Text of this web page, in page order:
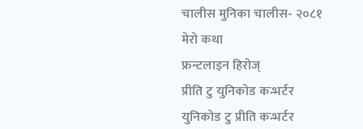
चालीस मुनिका चालीस- २०८१
मेरो कथा
फ्रन्टलाइन हिरोज्
प्रीति टु युनिकोड कन्भर्टर
युनिकोड टु प्रीति कन्भर्टर